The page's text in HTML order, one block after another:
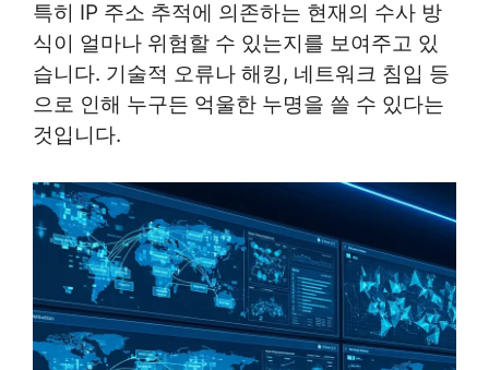
특히 IP 주소 추적에 의존하는 현재의 수사 방
식이 얼마나 위험할 수 있는지를 보여주고 있
습니다. 기술적 오류나 해킹, 네트워크 침입 등
으로 인해 누구든 억울한 누명을 쓸 수 있다는
것입니다.